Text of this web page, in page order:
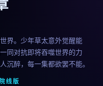
界。少年草太意外觉醒能
同对抗即将吞噬世界的力
沉醉，每一集都欲罢不能。
院线版